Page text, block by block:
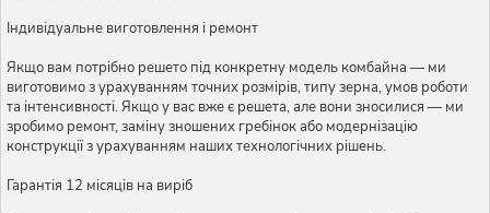
Індивідуальне виготовлення і ремонт
Якщо вам потрібно решето під конкретну модель комбайна — ми
виготовимо з урахуванням точних розмірів, типу зерна, умов роботи
та інтенсивності. Якщо у вас вже є решета, але вони зносилися — ми
зробимо ремонт, заміну зношених гребінок або модернізацію
конструкції з урахуванням наших технологічних рішень.
Гарантія 12 місяців на виріб